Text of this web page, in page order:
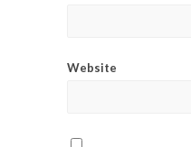
Website